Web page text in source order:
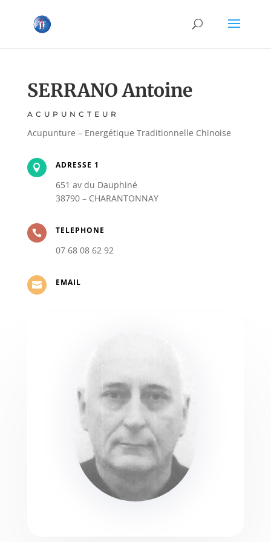
SERRANO Antoine
ACUPUNCTEUR
Acupunture – Energétique Traditionnelle Chinoise
 ADRESSE 1
651 av du Dauphiné
38790 – CHARANTONNAY
 TELEPHONE
07 68 08 62 92
 EMAIL